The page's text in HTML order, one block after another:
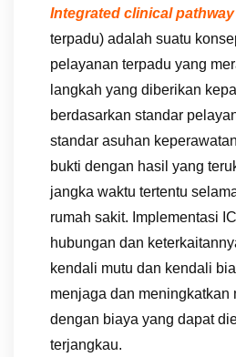
Integrated clinical pathway
terpadu) adalah suatu
pelayanan terpadu yang
langkah yang diberikan
berdasarkan standar
standar asuhan
bukti dengan hasil yang
jangka waktu tertentu
rumah sakit. Implementasi
hubungan dan
kendali mutu dan kendali
menjaga dan meningkatkan
dengan biaya yang dapat
terjangkau.